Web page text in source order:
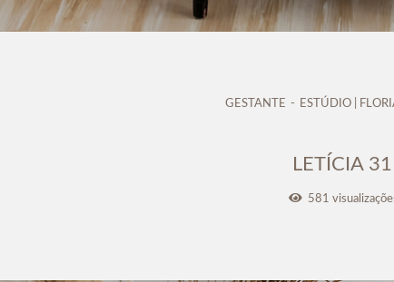
GESTANTE ESTÚDIO |
LETÍCIA
581